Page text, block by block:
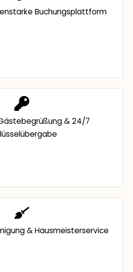
Buchungsplattform
& 24/7
& Hausmeisterservice